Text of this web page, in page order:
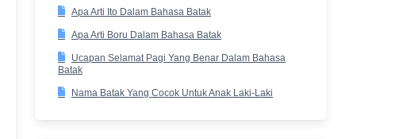
Apa Arti Ito Dalam Bahasa Batak
Apa Arti Boru Dalam Bahasa Batak
Ucapan Selamat Pagi Yang Benar Dalam Bahasa
Batak
Nama Batak Yang Cocok Untuk Anak Laki-Laki